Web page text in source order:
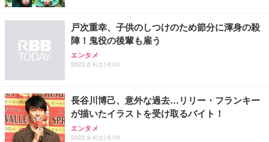
戸次重幸、子供のしつけのため節分に渾身の殺
陣！鬼役の後輩も雇う
エンタメ
2022.6.4(土) 6:00
長谷川博己、意外な過去…リリー・フランキー
が描いたイラストを受け取るバイト！
エンタメ
2022.6.4(土) 6:00